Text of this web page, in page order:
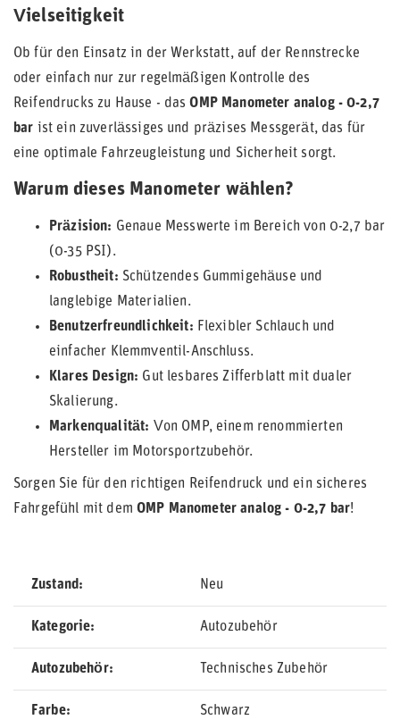
Vielseitigkeit
Ob für den Einsatz in der Werkstatt, auf der Rennstrecke
oder einfach nur zur regelmäßigen Kontrolle des
Reifendrucks zu Hause - dasOMP Manometer analog - 0-2,7
bar ist ein zuverlässiges und präzises Messgerät, das für
eine optimale Fahrzeugleistung und Sicherheit sorgt.
Warum dieses Manometer wählen?
Präzision: Genaue Messwerte im Bereich von 0-2,7 bar
(0-35 PSI).
Robustheit: Schützendes Gummigehäuse und
langlebige Materialien.
Benutzerfreundlichkeit: Flexibler Schlauch und
einfacher Klemmventil-Anschluss.
Klares Design: Gut lesbares Zifferblatt mit dualer
Skalierung.
Markenqualität: Von OMP, einem renommierten
Hersteller im Motorsportzubehör.
Sorgen Sie für den richtigen Reifendruck und ein sicheres
Fahrgefühl mit demOMP Manometer analog - 0-2,7 bar!
Zustand Neu
Kategorie Autozubehör
Autozubehör Technisches Zubehör
Farbe Schwarz